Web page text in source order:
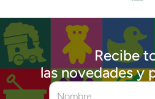
Recibe
las novedades y